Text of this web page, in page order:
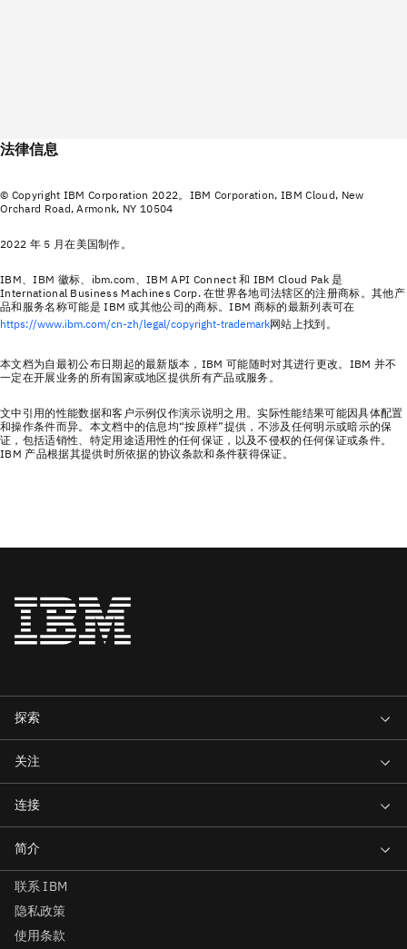
法律信息
© Copyright IBM Corporation 2022。IBM Corporation, IBM Cloud, New
Orchard Road, Armonk, NY 10504
2022 年 5 月在美国制作。
IBM、IBM 徽标、ibm.com、IBM API Connect 和 IBM Cloud Pak 是
International Business Machines Corp. 在世界各地司法辖区的注册商标。其他产
品和服务名称可能是 IBM 或其他公司的商标。IBM 商标的最新列表可在
https://www.ibm.com/cn-zh/legal/copyright-trademark网站上找到。
本文档为自最初公布日期起的最新版本，IBM 可能随时对其进行更改。IBM 并不
一定在开展业务的所有国家或地区提供所有产品或服务。
文中引用的性能数据和客户示例仅作演示说明之用。实际性能结果可能因具体配置
和操作条件而异。本文档中的信息均“按原样”提供，不涉及任何明示或暗示的保
证，包括适销性、特定用途适用性的任何保证，以及不侵权的任何保证或条件。
IBM 产品根据其提供时所依据的协议条款和条件获得保证。
联系 IBM
隐私政策
使用条款